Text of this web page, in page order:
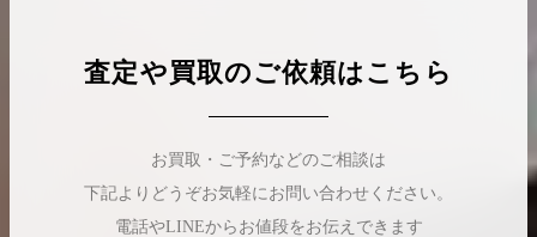
査定や買取のご依頼はこちら
お買取・ご予約などのご相談は
下記よりどうぞお気軽にお問い合わせください。
電話やLINEからお値段をお伝えできます